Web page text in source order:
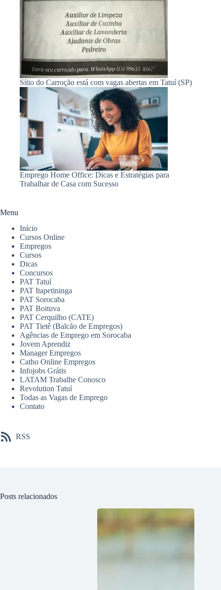
Sítio do Carroção está com vagas abertas em Tatuí (SP)
Emprego Home Office: Dicas e Estratégias para
Trabalhar de Casa com Sucesso
Menu
Início
Cursos Online
Empregos
Cursos
Dicas
Concursos
PAT Tatuí
PAT Itapetininga
PAT Sorocaba
PAT Boituva
PAT Cerquilho (CATE)
PAT Tietê (Balcão de Empregos)
Agências de Emprego em Sorocaba
Jovem Aprendiz
Manager Empregos
Catho Online Empregos
Infojobs Grátis
LATAM Trabalhe Conosco
Revolution Tatuí
Todas as Vagas de Emprego
Contato
RSS
Posts relacionados